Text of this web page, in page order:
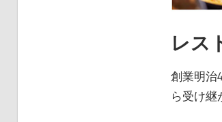
レス
創業明治
ら受け継